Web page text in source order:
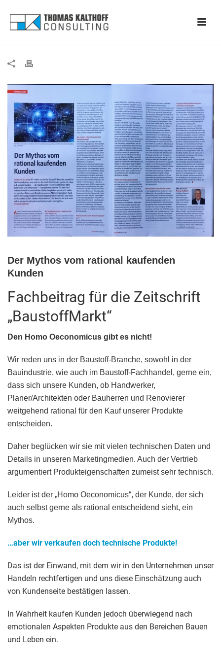
Der Mythos vom rational kaufenden
Kunden
Fachbeitrag für die Zeitschrift
„BaustoffMarkt“
Den Homo Oeconomicus gibt es nicht!
Wir reden uns in der Baustoff-Branche, sowohl in der
Bauindustrie, wie auch im Baustoff-Fachhandel, gerne ein,
dass sich unsere Kunden, ob Handwerker,
Planer/Architekten oder Bauherren und Renovierer
weitgehend rational für den Kauf unserer Produkte
entscheiden.
Daher beglücken wir sie mit vielen technischen Daten und
Details in unseren Marketingmedien. Auch der Vertrieb
argumentiert Produkteigenschaften zumeist sehr technisch.
Leider ist der „Homo Oeconomicus“, der Kunde, der sich
auch selbst gerne als rational entscheidend sieht, ein
Mythos.
…aber wir verkaufen doch technische Produkte!
Das ist der Einwand, mit dem wir in den Unternehmen unser
Handeln rechtfertigen und uns diese Einschätzung auch
von Kundenseite bestätigen lassen.
In Wahrheit kaufen Kunden jedoch überwiegend nach
emotionalen Aspekten Produkte aus den Bereichen Bauen
und Leben ein.